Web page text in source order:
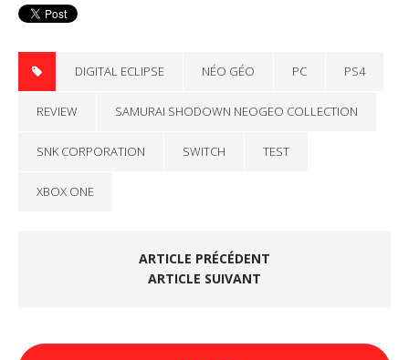
DIGITAL ECLIPSE NÉO GÉO PC PS4
REVIEW SAMURAI SHODOWN NEOGEO COLLECTION
SNK CORPORATION SWITCH TEST
XBOX ONE
ARTICLE PRÉCÉDENT
ARTICLE SUIVANT